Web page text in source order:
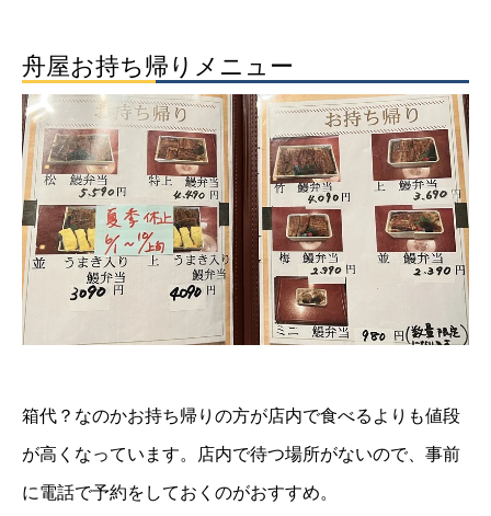
舟屋お持ち帰りメニュー
箱代？なのかお持ち帰りの方が店内で食べるよりも値段
が高くなっています。店内で待つ場所がないので、事前
に電話で予約をしておくのがおすすめ。